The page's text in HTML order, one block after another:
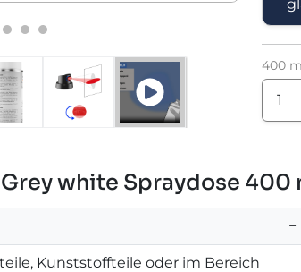
400
white Spraydose
−
Kunststoffteile oder im Bereich